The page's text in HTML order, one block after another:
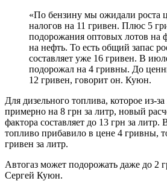
«По бензину мы ожидали роста
налогов на 11 гривен. Плюс 5
подорожания оптовых лотов на
на нефть. То есть общий запас
составляет уже 16 гривен. В
подорожал на 4 гривны. До
12 гривен, говорит он. Куюн.
Для дизельного топлива, которое из-
примерно на 8 грн за литр, новый
фактора составляет до 13 грн за литр.
топливо прибавило в цене 4 гривны,
гривен за литр.
Автогаз может подорожать даже до 2
Сергей Куюн.